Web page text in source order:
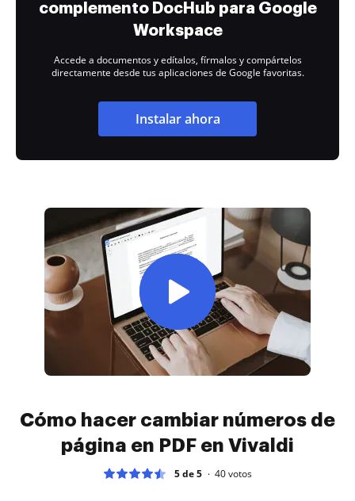
complemento DocHub para Google
Workspace
Accede a documentos y edítalos, fírmalos y compártelos
directamente desde tus aplicaciones de Google favoritas.
Instalar ahora
Cómo hacer cambiar números de
página en PDF en Vivaldi
5 de 5 40votos